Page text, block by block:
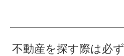
不動産を探す際は必